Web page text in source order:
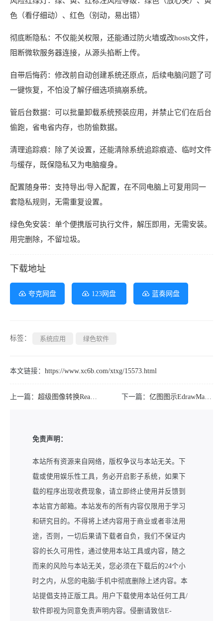
色（看仔细动）、红色（别动，易出错）
彻底断隐私：不仅能关权限，还能通过防火墙或改hosts文件，
阻断微软服务器连接，从源头掐断上传。
自带后悔药：修改前自动创建系统还原点，后续电脑问题了可
一键恢复，不怕没了解仔细选项搞崩系统。
管后台数据：可以批量卸载系统预装应用，并禁止它们在后台
偷跑，省电省内存，也防偷数据。
清理追踪痕：除了关设置，还能清除系统追踪痕迹、临时文件
与缓存，既保隐私又为电脑瘦身。
配置随身带：支持导出/导入配置，在不同电脑上可复用同一
套隐私规则，无需重复设置。
绿色免安装：单个便携版可执行文件，解压即用，无需安装。
用完删除，不留垃圾。
下载地址
夸克网盘 123网盘 蓝奏网盘
标签： 系统应用 绿色软件
本文链接： https://www.xc6b.com/xtxg/15573.html
上一篇： 超级图像转换ReaConverter Pro v8.0.223绿色版 下一篇：亿图图示EdrawMax v15.2.1.1532
免责声明：
本站所有资源来自网络，版权争议与本站无关。下
载或使用娱乐性工具，务必开启影子系统，如果下
载的程序出现收费现象，请立即终止使用并反馈到
本站官方邮箱。本站发布的所有内容仅限用于学习
和研究目的。不得将上述内容用于商业或者非法用
途，否则，一切后果请下载者自负，我们不保证内
容的长久可用性，通过使用本站工具或内容，随之
而来的风险与本站无关，您必须在下载后的24个小
时之内，从您的电脑/手机中彻底删除上述内容。本
站提倡支持正版工具。用户下载使用本站任何工具/
软件即视为同意免责声明内容。侵删请致信E-